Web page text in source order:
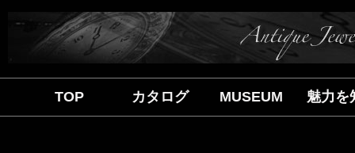
TOP カタログ MUSEUM 魅力を